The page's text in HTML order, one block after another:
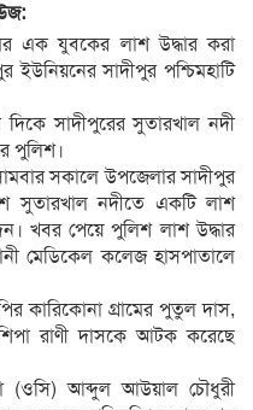
এক যুবকের লাশ উদ্ধার করা
সাদীপুর পশ্চিমহাটি
সাদীপুরের সুতারখাল নদী
পুলিশ।
সকালে উপজেলার সাদীপুর
সুতারখাল নদীতে একটি লাশ
খবর পেয়ে পুলিশ লাশ উদ্ধার
মেডিকেল কলেজ হাসপাতালে
কারিকোনা গ্রামের পুতুল দাস,
শিপা রাণী দাসকে আটক করেছে
(ওসি) আব্দুল আউয়াল চৌধুরী